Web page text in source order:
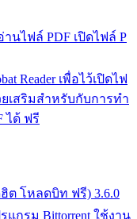
านไฟล์ PDF เปิดไฟล์ P
Reader เพื่อไว้เปิดไฟ
ยเสริมสำหรับกับการทำ
ได้ ฟรี
ฮิต โหลดบิท ฟรี) 3.6.0
แกรม Bittorrent ใช้งาน